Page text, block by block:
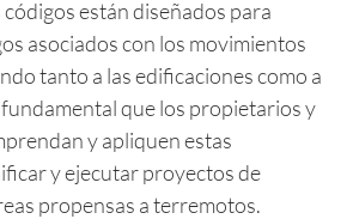
están diseñados para
asociados con los movimientos
tanto a las edificaciones como a
que los propietarios y
y apliquen estas
y ejecutar proyectos de
propensas a terremotos.